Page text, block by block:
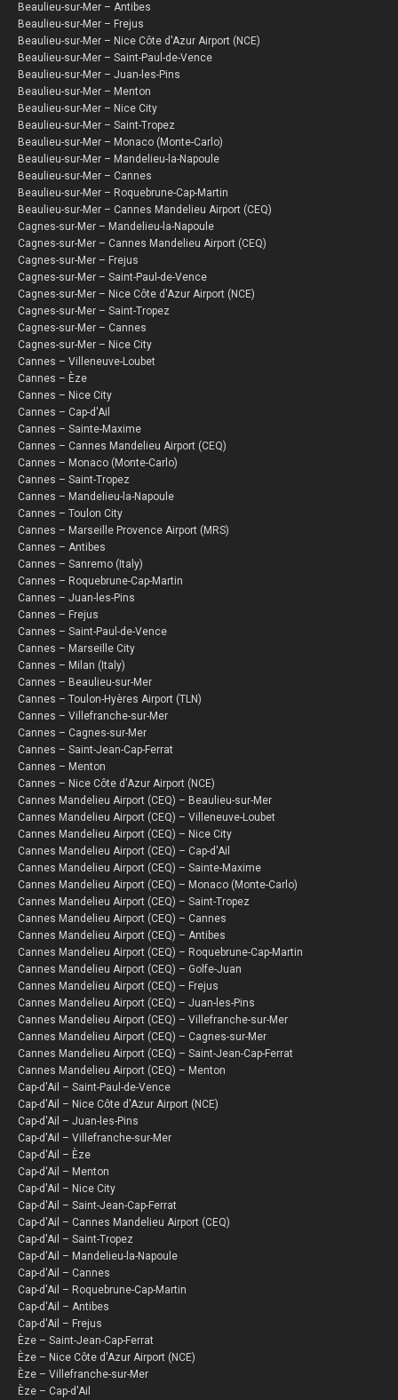
Beaulieu-sur-Mer – Antibes
Beaulieu-sur-Mer – Frejus
Beaulieu-sur-Mer – Nice Côte d'Azur Airport (NCE)
Beaulieu-sur-Mer – Saint-Paul-de-Vence
Beaulieu-sur-Mer – Juan-les-Pins
Beaulieu-sur-Mer – Menton
Beaulieu-sur-Mer – Nice City
Beaulieu-sur-Mer – Saint-Tropez
Beaulieu-sur-Mer – Monaco (Monte-Carlo)
Beaulieu-sur-Mer – Mandelieu-la-Napoule
Beaulieu-sur-Mer – Cannes
Beaulieu-sur-Mer – Roquebrune-Cap-Martin
Beaulieu-sur-Mer – Cannes Mandelieu Airport (CEQ)
Cagnes-sur-Mer – Mandelieu-la-Napoule
Cagnes-sur-Mer – Cannes Mandelieu Airport (CEQ)
Cagnes-sur-Mer – Frejus
Cagnes-sur-Mer – Saint-Paul-de-Vence
Cagnes-sur-Mer – Nice Côte d'Azur Airport (NCE)
Cagnes-sur-Mer – Saint-Tropez
Cagnes-sur-Mer – Cannes
Cagnes-sur-Mer – Nice City
Cannes – Villeneuve-Loubet
Cannes – Èze
Cannes – Nice City
Cannes – Cap-d'Ail
Cannes – Sainte-Maxime
Cannes – Cannes Mandelieu Airport (CEQ)
Cannes – Monaco (Monte-Carlo)
Cannes – Saint-Tropez
Cannes – Mandelieu-la-Napoule
Cannes – Toulon City
Cannes – Marseille Provence Airport (MRS)
Cannes – Antibes
Cannes – Sanremo (Italy)
Cannes – Roquebrune-Cap-Martin
Cannes – Juan-les-Pins
Cannes – Frejus
Cannes – Saint-Paul-de-Vence
Cannes – Marseille City
Cannes – Milan (Italy)
Cannes – Beaulieu-sur-Mer
Cannes – Toulon-Hyères Airport (TLN)
Cannes – Villefranche-sur-Mer
Cannes – Cagnes-sur-Mer
Cannes – Saint-Jean-Cap-Ferrat
Cannes – Menton
Cannes – Nice Côte d'Azur Airport (NCE)
Cannes Mandelieu Airport (CEQ) – Beaulieu-sur-Mer
Cannes Mandelieu Airport (CEQ) – Villeneuve-Loubet
Cannes Mandelieu Airport (CEQ) – Nice City
Cannes Mandelieu Airport (CEQ) – Cap-d'Ail
Cannes Mandelieu Airport (CEQ) – Sainte-Maxime
Cannes Mandelieu Airport (CEQ) – Monaco (Monte-Carlo)
Cannes Mandelieu Airport (CEQ) – Saint-Tropez
Cannes Mandelieu Airport (CEQ) – Cannes
Cannes Mandelieu Airport (CEQ) – Antibes
Cannes Mandelieu Airport (CEQ) – Roquebrune-Cap-Martin
Cannes Mandelieu Airport (CEQ) – Golfe-Juan
Cannes Mandelieu Airport (CEQ) – Frejus
Cannes Mandelieu Airport (CEQ) – Juan-les-Pins
Cannes Mandelieu Airport (CEQ) – Villefranche-sur-Mer
Cannes Mandelieu Airport (CEQ) – Cagnes-sur-Mer
Cannes Mandelieu Airport (CEQ) – Saint-Jean-Cap-Ferrat
Cannes Mandelieu Airport (CEQ) – Menton
Cap-d'Ail – Saint-Paul-de-Vence
Cap-d'Ail – Nice Côte d'Azur Airport (NCE)
Cap-d'Ail – Juan-les-Pins
Cap-d'Ail – Villefranche-sur-Mer
Cap-d'Ail – Èze
Cap-d'Ail – Menton
Cap-d'Ail – Nice City
Cap-d'Ail – Saint-Jean-Cap-Ferrat
Cap-d'Ail – Cannes Mandelieu Airport (CEQ)
Cap-d'Ail – Saint-Tropez
Cap-d'Ail – Mandelieu-la-Napoule
Cap-d'Ail – Cannes
Cap-d'Ail – Roquebrune-Cap-Martin
Cap-d'Ail – Antibes
Cap-d'Ail – Frejus
Èze – Saint-Jean-Cap-Ferrat
Èze – Nice Côte d'Azur Airport (NCE)
Èze – Villefranche-sur-Mer
Èze – Cap-d'Ail